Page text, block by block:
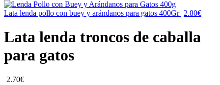
Lata lenda pollo con buey y arándanos para gatos 400Gr 2.80€
Lata lenda troncos de caballa
para gatos
2.70€